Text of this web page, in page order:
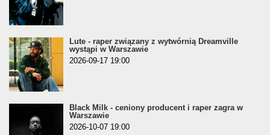
Lute - raper związany z wytwórnią Dreamville
wystąpi w Warszawie
2026-09-17 19:00
Black Milk - ceniony producent i raper zagra w
Warszawie
2026-10-07 19:00